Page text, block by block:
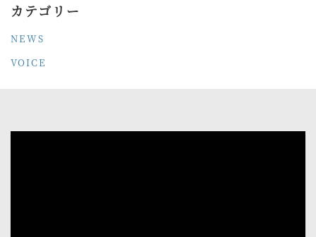
カテゴリー
NEWS
VOICE